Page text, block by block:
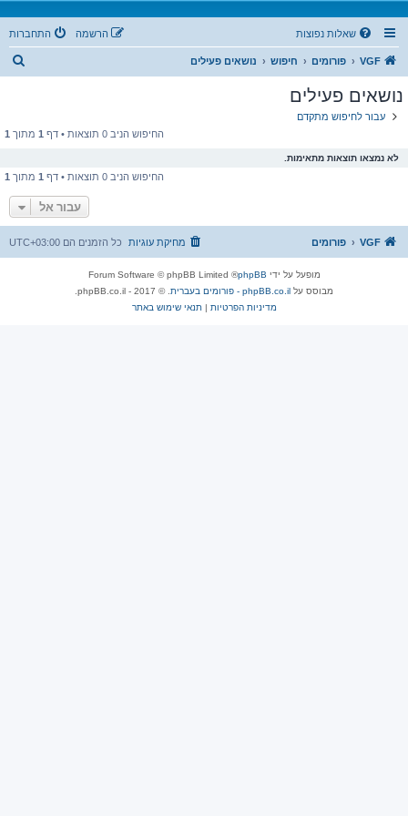
שאלות נפוצות התחברות הרשמה
VGF פורומים חיפוש נושאים פעילים
נושאים פעילים
עבור לחיפוש מתקדם
החיפוש הניב 0 תוצאות • דף
1 מתוך 1
לא נמצאו תוצאות מתאימות.
החיפוש הניב 0 תוצאות • דף 1 מתוך 1
עבור אל
VGF פורומים כל הזמנים הם UTC+03:00 מחיקת עוגיות
מופעל על ידי phpBB
® Forum Software © phpBB Limited
מבוסס על phpBB.co.il - פורומים בעברית
. © 2017 - phpBB.co.il.
מדיניות הפרטיות |תנאי שימוש באתר